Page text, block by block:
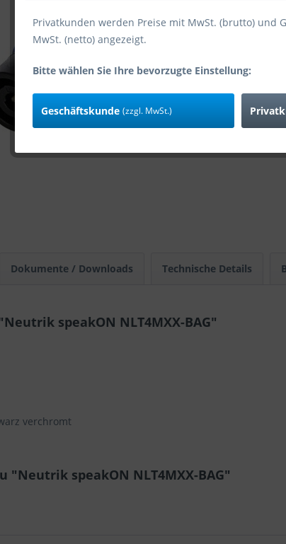
Dokumente / Downloads Technische Details
speakON NLT4MXX-BAG"
verchromt
speakON NLT4MXX-BAG"
Privatkunden werden Preise mit MwSt. (brutto) und
MwSt. (netto) angezeigt.
Bitte wählen Sie Ihre bevorzugte Einstellung:
Geschäftskunde (zzgl. MwSt.)